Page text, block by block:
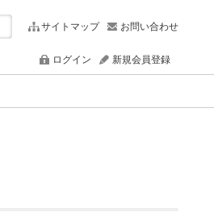
サイトマップ お問い合わせ
ログイン 新規会員登録